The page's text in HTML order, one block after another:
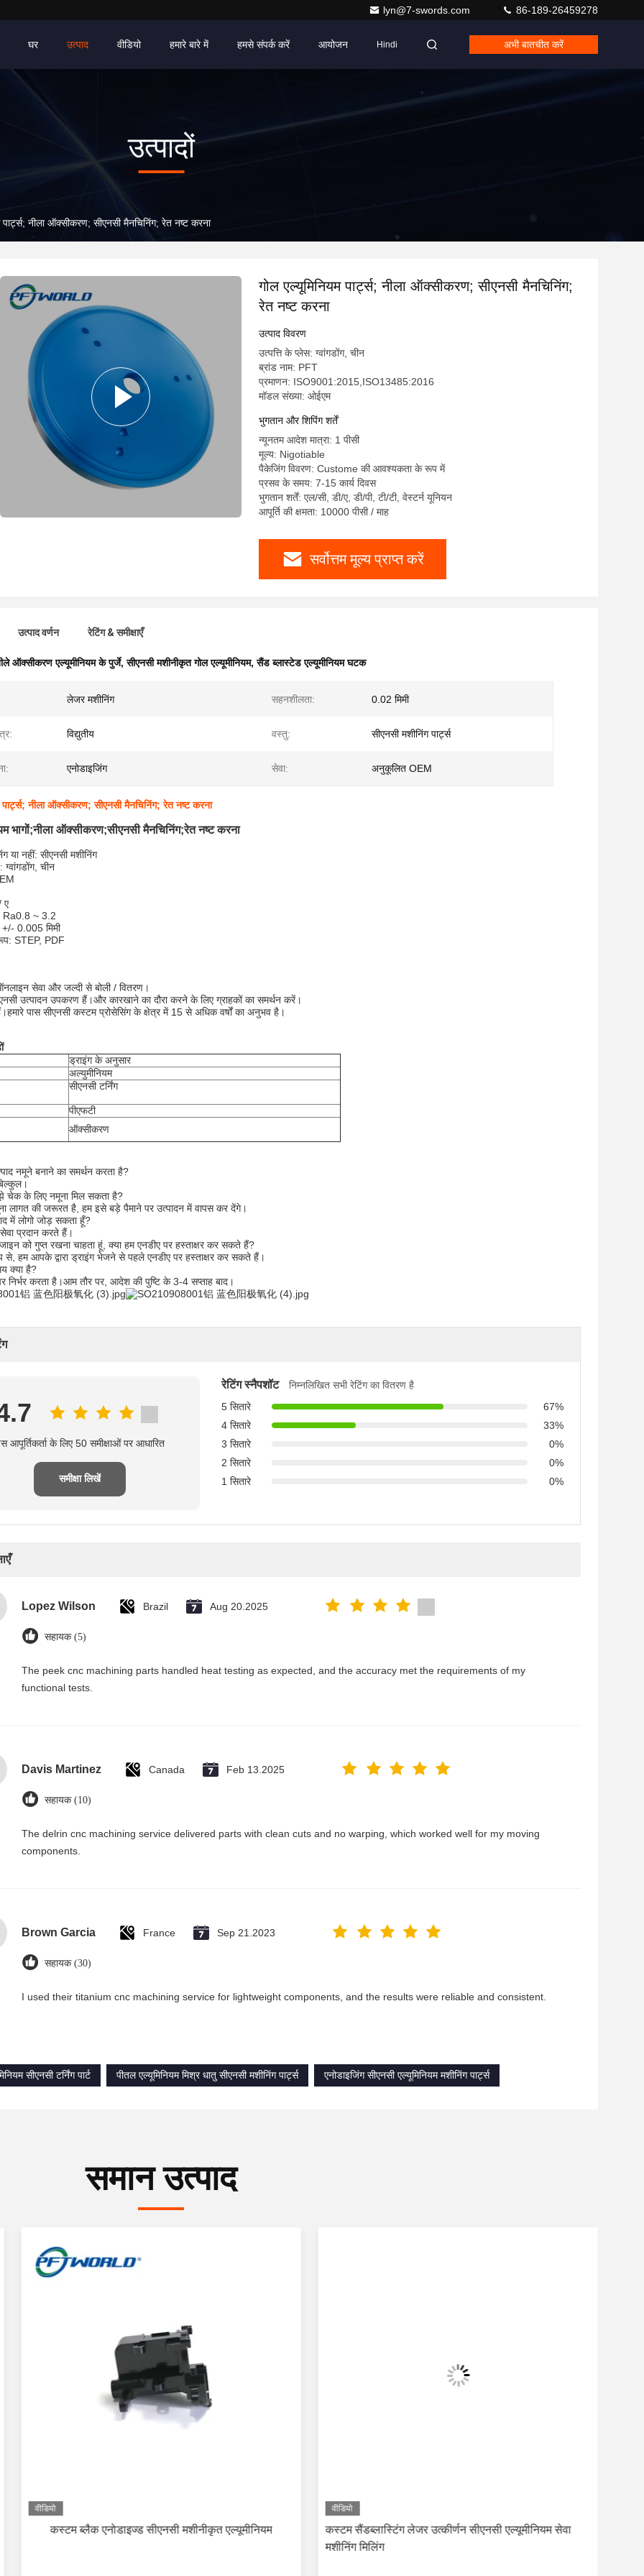
lyn@7-swords.com 86-189-26459278
घर उत्पाद वीडियो हमारे बारे में हमसे संपर्क करें आयोजन Hindi अभी बातचीत करें
उत्पादों
पार्ट्स; नीला ऑक्सीकरण; सीएनसी मैनचिनिंग; रेत नष्ट करना
गोल एल्यूमिनियम पार्ट्स; नीला ऑक्सीकरण; सीएनसी मैनचिनिंग;
रेत नष्ट करना
उत्पाद विवरण
उत्पत्ति के प्लेस: ग्वांगडोंग, चीन
ब्रांड नाम: PFT
प्रमाणन: ISO9001:2015,ISO13485:2016
मॉडल संख्या: ओईएम
भुगतान और शिपिंग शर्तें
न्यूनतम आदेश मात्रा: 1 पीसी
मूल्य: Nigotiable
पैकेजिंग विवरण: Custome की आवश्यकता के रूप में
प्रसव के समय: 7-15 कार्य दिवस
भुगतान शर्तें: एल/सी, डी/ए, डी/पी, टी/टी, वेस्टर्न यूनियन
आपूर्ति की क्षमता: 10000 पीसी / माह
सर्वोत्तम मूल्य प्राप्त करें
उत्पाद वर्णन रेटिंग & समीक्षाएँ
ऑक्सीकरण एल्यूमीनियम के पुर्जे,सीएनसी मशीनीकृत गोल एल्यूमीनियम,सैंड ब्लास्टेड एल्यूमीनियम घटक
लेजर मशीनिंग सहनशीलता: 0.02 मिमी
विद्युतीय वस्तु: सीएनसी मशीनिंग पार्ट्स
एनोडाइजिंग सेवा: अनुकूलित OEM
पार्ट्स; नीला ऑक्सीकरण; सीएनसी मैनचिनिंग; रेत नष्ट करना
भागों;नीला ऑक्सीकरण;सीएनसी मैनचिनिंग;रेत नष्ट करना
या नहीं: सीएनसी मशीनिंग
ग्वांगडोंग, चीन
ए
Ra0.8 ~ 3.2
+/- 0.005 मिमी
STEP, PDF
सेवा और जल्दी से बोली / वितरण।
उत्पादन उपकरण हैं।और कारखाने का दौरा करने के लिए ग्राहकों का समर्थन करें।
पास सीएनसी कस्टम प्रोसेसिंग के क्षेत्र में 15 से अधिक वर्षों का अनुभव है।
ड्राइंग के अनुसार
अल्युमीनियम
सीएनसी टर्निंग
पीएफटी
ऑक्सीकरण
नमूने बनाने का समर्थन करता है?
चेक के लिए नमूना मिल सकता है?
लागत की जरूरत है, हम इसे बड़े पैमाने पर उत्पादन में वापस कर देंगे।
में लोगो जोड़ सकता हूँ?
प्रदान करते हैं।
को गुप्त रखना चाहता हूं, क्या हम एनडीए पर हस्ताक्षर कर सकते हैं?
से, हम आपके द्वारा ड्राइंग भेजने से पहले एनडीए पर हस्ताक्षर कर सकते हैं।
क्या है?
निर्भर करता है।आम तौर पर, आदेश की पुष्टि के 3-4 सप्ताह बाद।
आपूर्तिकर्ता के लिए 50 समीक्षाओं पर आधारित
समीक्षा लिखें
रेटिंग स्नैपशॉट
निम्नलिखित सभी रेटिंग का वितरण है
5 सितारे
67%
4 सितारे
33%
3 सितारे
0%
2 सितारे
0%
1 सितारे
0%
Lopez Wilson Brazil Aug 20.2025
सहायक (5)
The peek cnc machining parts handled heat testing as expected, and the accuracy met the requirements of my
functional tests.
Davis Martinez Canada Feb 13.2025
सहायक (10)
The delrin cnc machining service delivered parts with clean cuts and no warping, which worked well for my moving
components.
Brown Garcia France Sep 21.2023
सहायक (30)
I used their titanium cnc machining service for lightweight components, and the results were reliable and consistent.
सीएनसी टर्निंग पार्ट पीतल एल्यूमिनियम मिश्र धातु सीएनसी मशीनिंग पार्ट्स एनोडाइजिंग सीएनसी एल्यूमिनियम मशीनिंग पार्ट्स
समान उत्पाद
वीडियो
कस्टम ब्लैक एनोडाइज्ड सीएनसी मशीनीकृत एल्यूमीनियम
वीडियो
कस्टम सैंडब्लास्टिंग लेजर उत्कीर्णन सीएनसी एल्यूमीनियम सेवा
मशीनिंग मिलिंग